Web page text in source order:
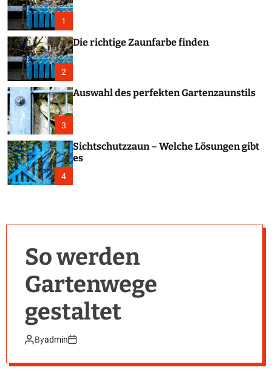
e
1
2
Die richtige Zaunfarbe finden
3
Auswahl des perfekten Gartenzaunstils
4
Sichtschutzzaun – Welche Lösungen gibt
es
So werden
Gartenwege
gestaltet
Byadmin